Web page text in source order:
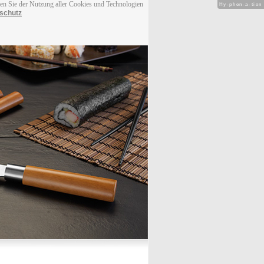
Sie der Nutzung aller Cookies und Technologien
Hy-phen-a-tion